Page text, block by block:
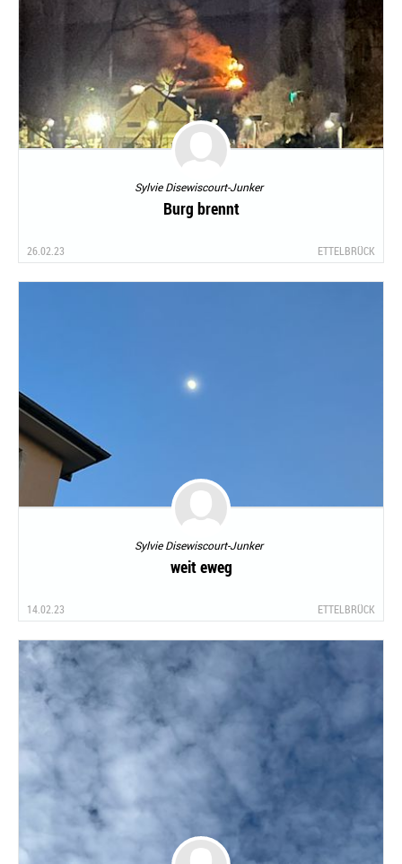
Sylvie Disewiscourt-Junker
Burg brennt
26.02.23 ETTELBRÜCK
Sylvie Disewiscourt-Junker
weit eweg
14.02.23 ETTELBRÜCK